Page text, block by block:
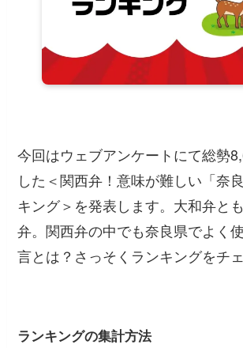
今回はウェブアンケートにて総勢
した＜関西弁！意味が難しい「奈
キング＞を発表します。大和弁と
弁。関西弁の中でも奈良県でよく
言とは？さっそくランキングをチ
ランキングの集計方法